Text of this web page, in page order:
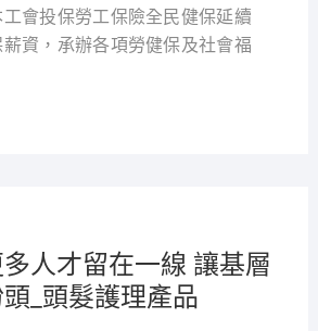
會投保勞工保險全民健保延續
資，承辦各項勞健保及社會福
人才留在一線 讓基層
_頭髮護理產品